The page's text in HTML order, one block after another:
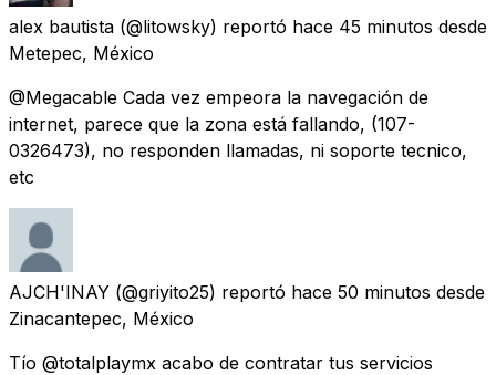
alex bautista (@litowsky) reportó hace 45 minutos desde
Metepec, México
@Megacable Cada vez empeora la navegación de
internet, parece que la zona está fallando, (107-
0326473), no responden llamadas, ni soporte tecnico,
etc
AJCH'INAY (@griyito25) reportó hace 50 minutos desde
Zinacantepec, México
Tío @totalplaymx acabo de contratar tus servicios